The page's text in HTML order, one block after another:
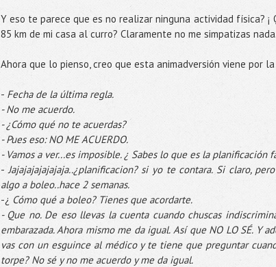
Y eso te parece que es no realizar ninguna actividad física? ¡
85 km de mi casa al curro? Claramente no me simpatizas nada.
Ahora que lo pienso, creo que esta animadversión viene por
- Fecha de la última regla.
- No me acuerdo.
- ¿Cómo qué no te acuerdas?
- Pues eso: NO ME ACUERDO.
- Vamos a ver...es imposible. ¿ Sabes lo que es la planificación
-Jajajajajajajaja..¿planificacion? si yo te contara. Si claro,
algo a boleo..hace 2 semanas.
-¿ Cómo qué a boleo? Tienes que acordarte.
- Que no. De eso llevas la cuenta cuando chuscas
embarazada. Ahora mismo me da igual. Así que NO LO SÉ. Y
vas con un esguince al médico y te tiene que preguntar
torpe? No sé y no me acuerdo y me da igual.